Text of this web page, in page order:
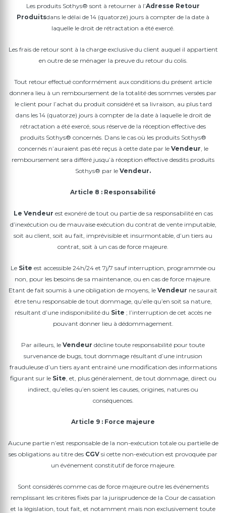
Les produits Sothys® sont à retourner à l’Adresse Retour
Produitsdans le délai de 14 (quatorze) jours à compter de la date à
laquelle le droit de rétractation a été exercé.
Les frais de retour sont à la charge exclusive du client auquel il appartient
en outre de se ménager la preuve du retour du colis.
Tout retour effectué conformément aux conditions du présent article
donnera lieu à un remboursement de la totalité des sommes versées par
le client pour l’achat du produit considéré et sa livraison, au plus tard
dans les 14 (quatorze) jours à compter de la date à laquelle le droit de
rétractation a été exercé, sous réserve de la réception effective des
produits Sothys® concernés. Dans le cas où les produits Sothys®
concernés n’auraient pas été reçus à cette date par le Vendeur, le
remboursement sera différé jusqu’à réception effective desdits produits
Sothys® par le Vendeur.
Article 8 : Responsabilité
Le Vendeur est exonéré de tout ou partie de sa responsabilité en cas
d’inexécution ou de mauvaise exécution du contrat de vente imputable,
soit au client, soit au fait, imprévisible et insurmontable, d’un tiers au
contrat, soit à un cas de force majeure.
Le Site est accessible 24h/24 et 7j/7 sauf interruption, programmée ou
non, pour les besoins de sa maintenance, ou en cas de force majeure.
Etant de fait soumis à une obligation de moyens, le Vendeur ne saurait
être tenu responsable de tout dommage, qu’elle qu’en soit sa nature,
résultant d’une indisponibilité du Site ; l’interruption de cet accès ne
pouvant donner lieu à dédommagement.
Par ailleurs, le Vendeur décline toute responsabilité pour toute
survenance de bugs, tout dommage résultant d’une intrusion
frauduleuse d’un tiers ayant entrainé une modification des informations
figurant sur le Site, et, plus généralement, de tout dommage, direct ou
indirect, qu’elles qu’en soient les causes, origines, natures ou
conséquences.
Article 9 : Force majeure
Aucune partie n’est responsable de la non-exécution totale ou partielle de
ses obligations au titre des CGV si cette non-exécution est provoquée par
un événement constitutif de force majeure.
Sont considérés comme cas de force majeure outre les événements
remplissant les critères fixés par la jurisprudence de la Cour de cassation
et la législation, tout fait, et notamment mais non exclusivement toute